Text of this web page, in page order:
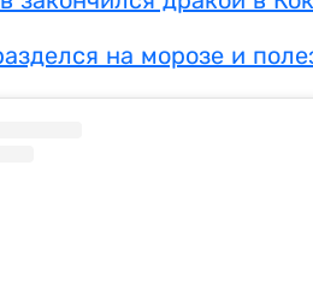
на морозе и